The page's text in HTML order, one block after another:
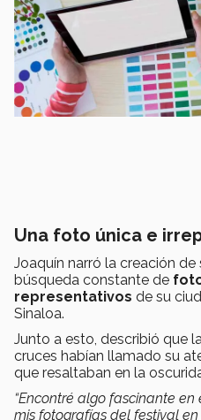
Una foto única e
Joaquín narró la creación
búsqueda constante de
representativos de su
Sinaloa.
Junto a esto, describió que
cruces habían llamado su
que resaltaban en la
“Encontré algo fascinante
mis fotografías del festival